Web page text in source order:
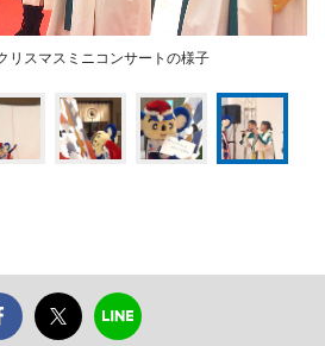
リスマスミニコンサートの様子